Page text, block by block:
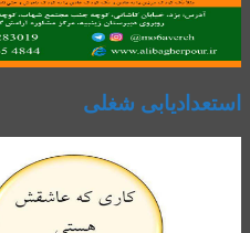
استعدادیابی شغلی